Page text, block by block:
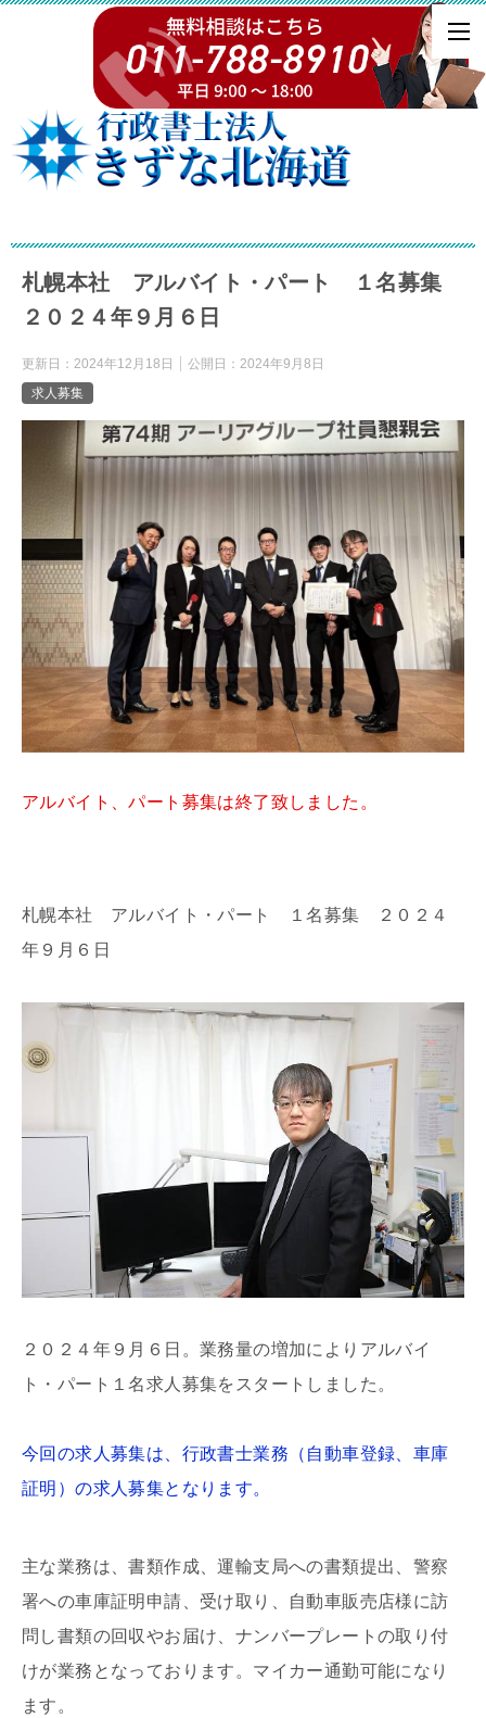
札幌本社 アルバイト・パート １名募集
２０２４年９月６日
更新日： 2024年12月18日 公開日： 2024年9月8日
求人募集
アルバイト、パート募集は終了致しました。
札幌本社 アルバイト・パート １名募集 ２０２４
年９月６日
２０２４年９月６日。業務量の増加によりアルバイ
ト・パート１名求人募集をスタートしました。
今回の求人募集は、行政書士業務（自動車登録、車庫
証明）の求人募集となります。
主な業務は、書類作成、運輸支局への書類提出、警察
署への車庫証明申請、受け取り、自動車販売店様に訪
問し書類の回収やお届け、ナンバープレートの取り付
けが業務となっております。マイカー通勤可能になり
ます。